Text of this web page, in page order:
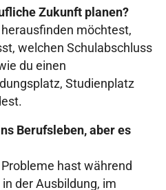
Zukunft planen?
möchtest,
welchen Schulabschluss
du einen
Studienplatz
Berufsleben, aber es
hast während
der Ausbildung, im